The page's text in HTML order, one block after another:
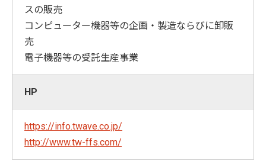
スの販売
コンピューター機器等の企画・製造ならびに卸販
売
電子機器等の受託生産事業
HP
https://info.twave.co.jp/
http://www.tw-ffs.com/